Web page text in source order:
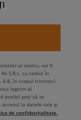
ul nostru, vor fi
S.R.L. cu sediul în
6-8, în scopul trimiterii
legitim al
posibil poți să te
accesul la datele tale și
de confidențialitate.